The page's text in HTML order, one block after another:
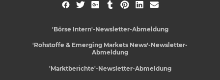
'Börse Intern'-Newsletter-Abmeldung
'Rohstoffe & Emerging Markets News'-Newsletter-
Abmeldung
'Marktberichte'-Newsletter-Abmeldung